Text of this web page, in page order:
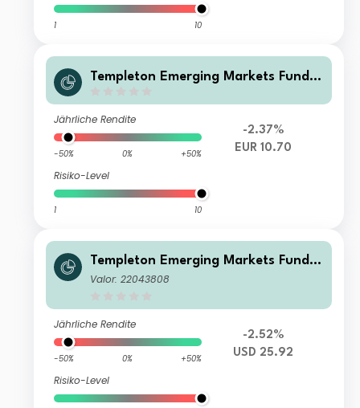
1 10
Templeton Emerging Markets Fund I
Jährliche Rendite
-50% 0% +50%
Risiko-Level
1 10
-2.37%
EUR 10.70
Templeton Emerging Markets Fund
W(acc)USD
Valor: 22043808
Jährliche Rendite
-50% 0% +50%
Risiko-Level
-2.52%
USD 25.92